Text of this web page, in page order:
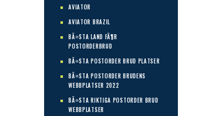
AVIATOR
AVIATOR BRAZIL
BÃ¤STA LAND FÃ¶R
POSTORDERBRUD
BÃ¤STA POSTORDER BRUD PLATSER
BÃ¤STA POSTORDER BRUDENS
WEBBPLATSER 2022
BÃ¤STA RIKTIGA POSTORDER BRUD
WEBBPLATSER